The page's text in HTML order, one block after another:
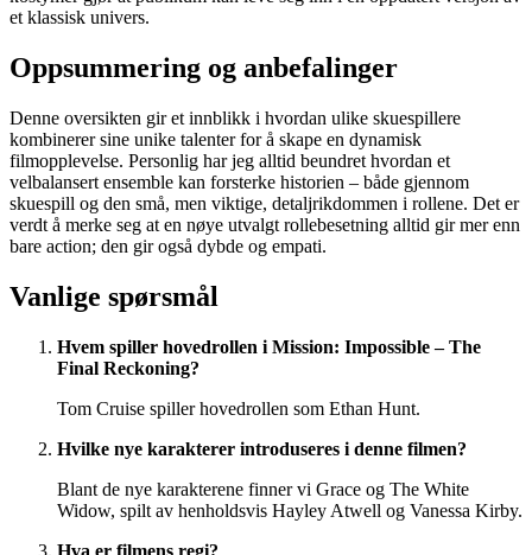
et klassisk univers.
Oppsummering og anbefalinger
Denne oversikten gir et innblikk i hvordan ulike skuespillere
kombinerer sine unike talenter for å skape en dynamisk
filmopplevelse. Personlig har jeg alltid beundret hvordan et
velbalansert ensemble kan forsterke historien – både gjennom
skuespill og den små, men viktige, detaljrikdommen i rollene. Det er
verdt å merke seg at en nøye utvalgt rollebesetning alltid gir mer enn
bare action; den gir også dybde og empati.
Vanlige spørsmål
Hvem spiller hovedrollen i Mission: Impossible – The
Final Reckoning?
Tom Cruise spiller hovedrollen som Ethan Hunt.
Hvilke nye karakterer introduseres i denne filmen?
Blant de nye karakterene finner vi Grace og The White
Widow, spilt av henholdsvis Hayley Atwell og Vanessa Kirby.
Hva er filmens regi?